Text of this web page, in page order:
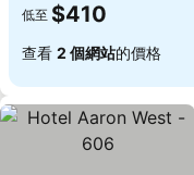
低至 $410
查看 2 個網站的價格